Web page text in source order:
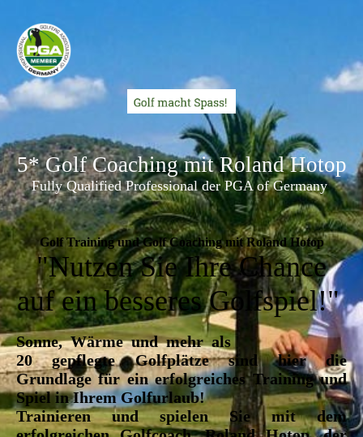
5* Golf Coaching mit Roland Hotop
Fully Qualified Professional der PGA of Germany
Golf Training und Golf Coaching mit Roland Hotop
"Nutzen Sie Ihre Chance
auf ein besseres Golfspiel!"
Sonne, Wärme und mehr als
20 gepflegte Golfplätze sind hier die
Grundlage für ein erfolgreiches Training und
Spiel in Ihrem Golfurlaub!
Trainieren und spielen Sie mit dem